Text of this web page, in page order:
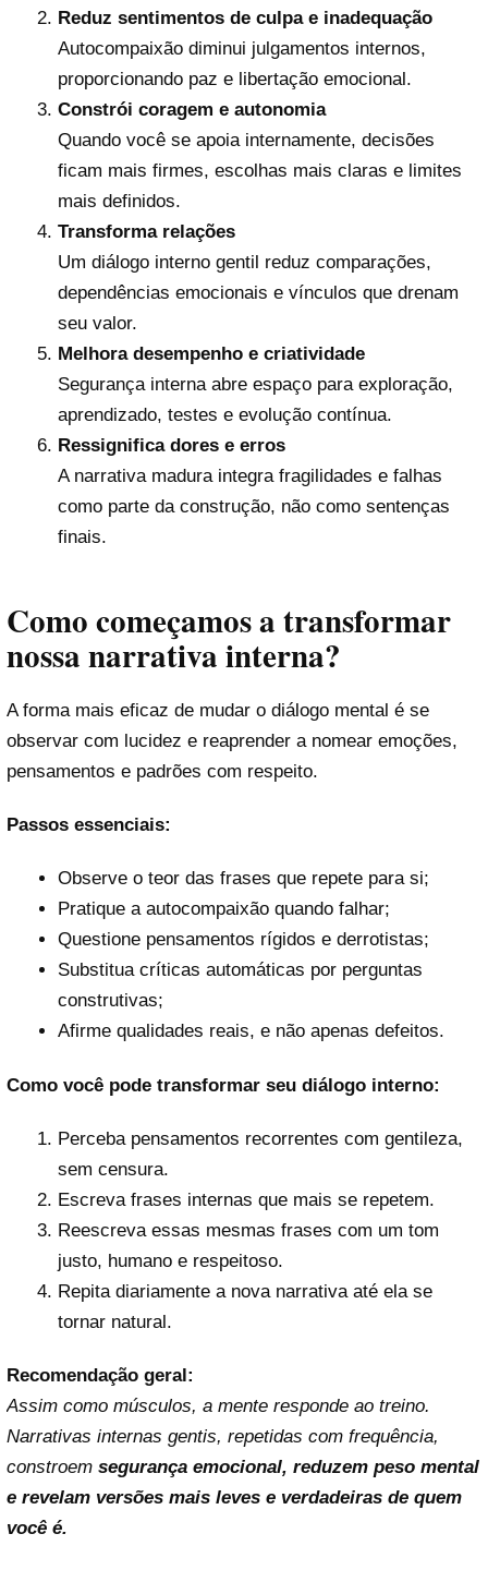
Reduz sentimentos de culpa e inadequação
Autocompaixão diminui julgamentos internos,
proporcionando paz e libertação emocional.
Constrói coragem e autonomia
Quando você se apoia internamente, decisões
ficam mais firmes, escolhas mais claras e limites
mais definidos.
Transforma relações
Um diálogo interno gentil reduz comparações,
dependências emocionais e vínculos que drenam
seu valor.
Melhora desempenho e criatividade
Segurança interna abre espaço para exploração,
aprendizado, testes e evolução contínua.
Ressignifica dores e erros
A narrativa madura integra fragilidades e falhas
como parte da construção, não como sentenças
finais.
Como começamos a transformar
nossa narrativa interna?
A forma mais eficaz de mudar o diálogo mental é se
observar com lucidez e reaprender a nomear emoções,
pensamentos e padrões com respeito.
Passos essenciais:
Observe o teor das frases que repete para si;
Pratique a autocompaixão quando falhar;
Questione pensamentos rígidos e derrotistas;
Substitua críticas automáticas por perguntas
construtivas;
Afirme qualidades reais, e não apenas defeitos.
Como você pode transformar seu diálogo interno:
Perceba pensamentos recorrentes com gentileza,
sem censura.
Escreva frases internas que mais se repetem.
Reescreva essas mesmas frases com um tom
justo, humano e respeitoso.
Repita diariamente a nova narrativa até ela se
tornar natural.
Recomendação geral:
Assim como músculos, a mente responde ao treino.
Narrativas internas gentis, repetidas com frequência,
constroem segurança emocional, reduzem peso mental
e revelam versões mais leves e verdadeiras de quem
você é.